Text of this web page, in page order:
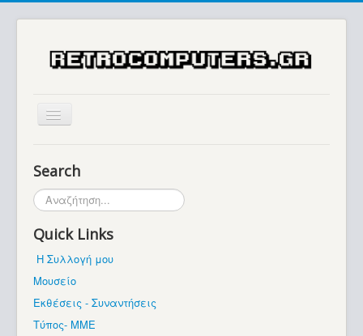
Μουσείο
Search
Αναζήτηση...
Quick Links
Η Συλλογή μου
Μουσείο
Εκθέσεις - Συναντήσεις
Τύπος- ΜΜΕ